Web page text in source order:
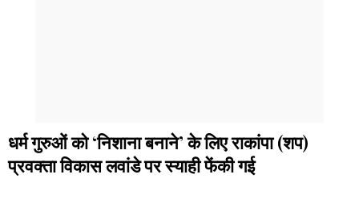
धर्म गुरुओं को ‘निशाना बनाने’ के लिए राकांपा (शप)
प्रवक्ता विकास लवांडे पर स्याही फेंकी गई